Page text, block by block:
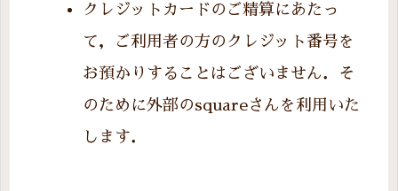
クレジットカードのご精算にあたっ
て，ご利用者の方のクレジット番号を
お預かりすることはございません．そ
のために外部のsquareさんを利用いた
します．